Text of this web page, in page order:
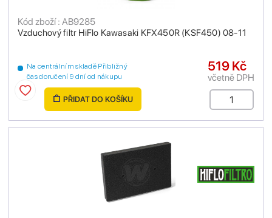
Vzduchový filtr HiFlo Kawasaki KFX450R (KSF450) 08-11
Kód zboží : AB9285
Na centrálním skladě Přibližný
čas doručení 9 dní od nákupu
519 Kč
včetně DPH
PŘIDAT DO KOŠÍKU